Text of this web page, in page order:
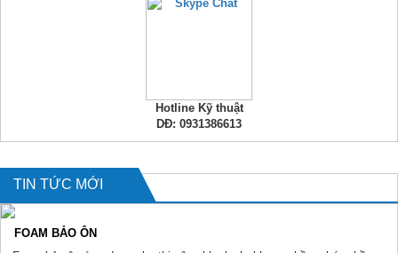
Hotline Kỹ thuật
DĐ: 0931386613
TIN TỨC MỚI
FOAM BẢO ÔN